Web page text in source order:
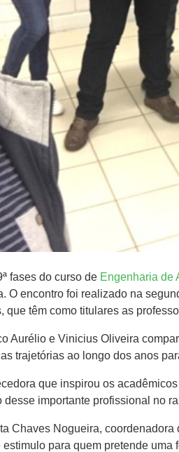
fases do curso de Engenharia de
O encontro foi realizado na
que t​ê​m como titulares as
Aurélio e Vinicius Oliveira
trajetórias ao longo dos anos
que inspirou os
des​s​e importante profissional no
Chaves Nogueira​,​
para quem pretende uma